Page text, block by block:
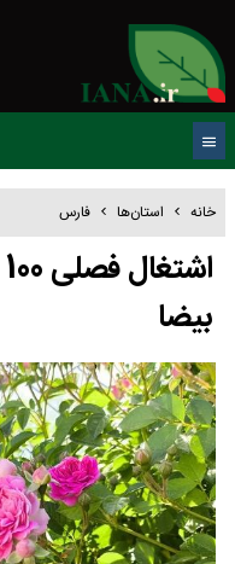
خانه استان‌ها فارس
بیضا